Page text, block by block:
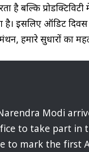
है बल्कि
है। इसलिए ऑडिट
हमारे सुधारों का
Modi
to take part in
to mark the first